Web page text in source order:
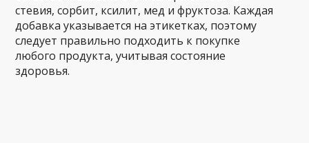
стевия, сорбит, ксилит, мед и фруктоза. Каждая
добавка указывается на этикетках, поэтому
следует правильно подходить к покупке
любого продукта, учитывая состояние
здоровья.